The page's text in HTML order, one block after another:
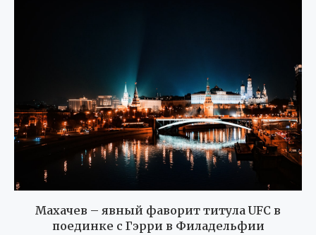
Махачев – явный фаворит титула UFC в
поединке с Гэрри в Филадельфии